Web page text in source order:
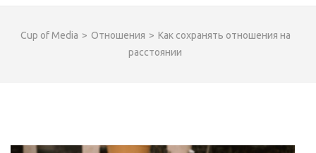
Cup of Media > Отношения > Как сохранять отношения на
расстоянии